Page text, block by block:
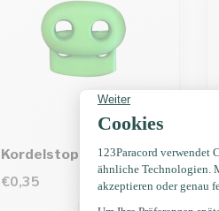
Kordelstopper grün
€0,35